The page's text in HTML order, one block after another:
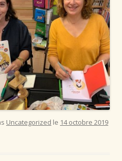
Uncategorized le 14 octobre 2019